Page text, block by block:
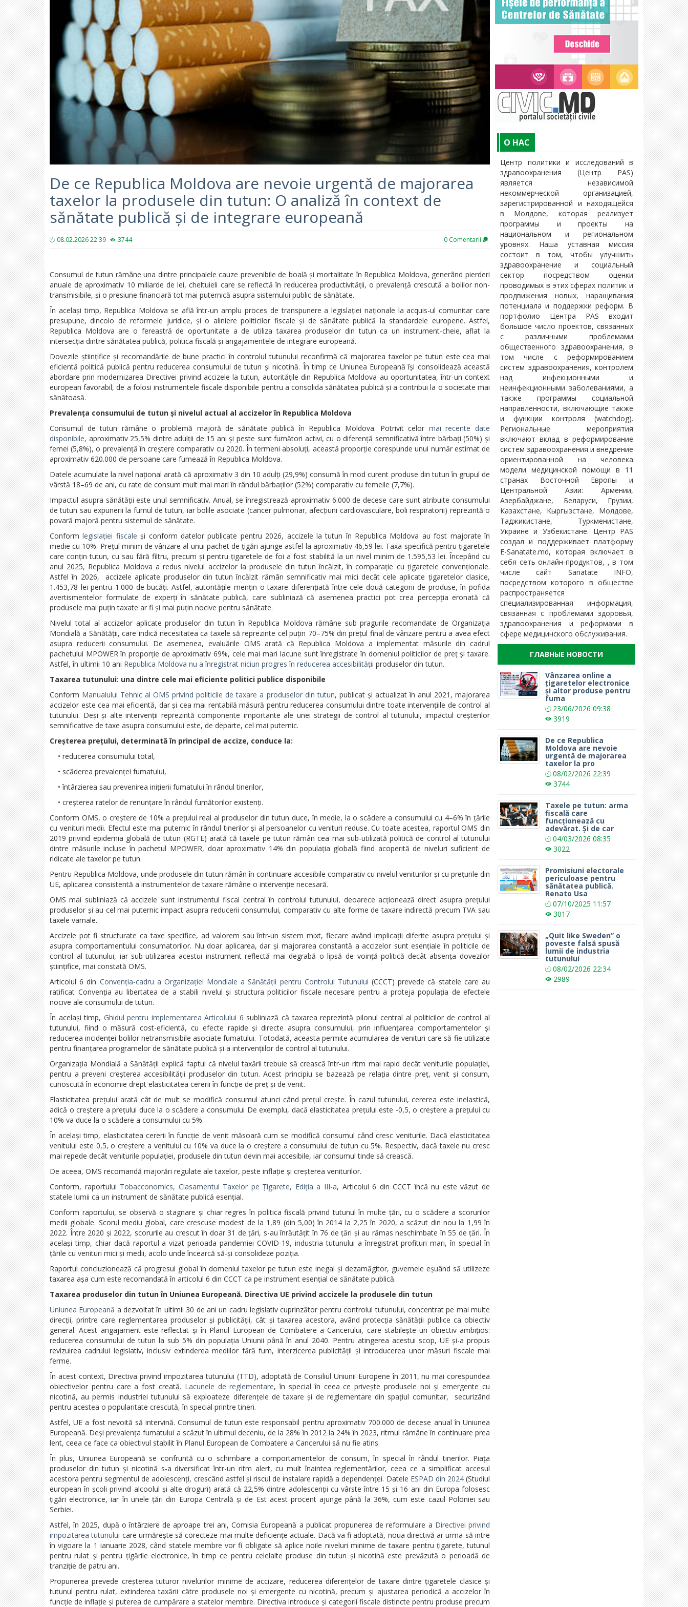
De ce Republica Moldova are nevoie urgentă de majorarea
taxelor la produsele din tutun: O analiză în context de
sănătate publică și de integrare europeană
08.02.2026 22:39 3744 0 Comentarii
Consumul de tutun rămâne una dintre principalele cauze prevenibile de boală și mortalitate în Republica Moldova, generând pierderi
anuale de aproximativ 10 miliarde de lei, cheltuieli care se reflectă în reducerea productivității, o prevalență crescută a bolilor non-
transmisibile, și o presiune financiară tot mai puternică asupra sistemului public de sănătate.
În același timp, Republica Moldova se află într-un amplu proces de transpunere a legislației naționale la acquis-ul comunitar care
presupune, dincolo de reformele juridice, și o aliniere politicilor fiscale și de sănătate publică la standardele europene. Astfel,
Republica Moldova are o fereastră de oportunitate a de utiliza taxarea produselor din tutun ca un instrument-cheie, aflat la
intersecția dintre sănătatea publică, politica fiscală și angajamentele de integrare europeană.
Dovezile științifice și recomandările de bune practici în controlul tutunului reconfirmă că majorarea taxelor pe tutun este cea mai
eficientă politică publică pentru reducerea consumului de tutun și nicotină. În timp ce Uniunea Europeană își consolidează această
abordare prin modernizarea Directivei privind accizele la tutun, autoritățile din Republica Moldova au oportunitatea, într-un context
european favorabil, de a folosi instrumentele fiscale disponibile pentru a consolida sănătatea publică și a contribui la o societate mai
sănătoasă.
Prevalența consumului de tutun și nivelul actual al accizelor în Republica Moldova
Consumul de tutun rămâne o problemă majoră de sănătate publică în Republica Moldova. Potrivit celor mai recente date
disponibile, aproximativ 25,5% dintre adulții de 15 ani și peste sunt fumători activi, cu o diferență semnificativă între bărbați (50%) și
femei (5,8%), o prevalență în creștere comparativ cu 2020. În termeni absoluți, această proporție corespunde unui număr estimat de
aproximativ 620.000 de persoane care fumează în Republica Moldova.
Datele acumulate la nivel național arată că aproximativ 3 din 10 adulți (29,9%) consumă în mod curent produse din tutun în grupul de
vârstă 18–69 de ani, cu rate de consum mult mai mari în rândul bărbaților (52%) comparativ cu femeile (7,7%).
Impactul asupra sănătății este unul semnificativ. Anual, se înregistrează aproximativ 6.000 de decese care sunt atribuite consumului
de tutun sau expunerii la fumul de tutun, iar bolile asociate (cancer pulmonar, afecțiuni cardiovasculare, boli respiratorii) reprezintă o
povară majoră pentru sistemul de sănătate.
Conformlegislației fiscaleși conform datelor publicate pentru 2026, accizele la tutun în Republica Moldova au fost majorate în
medie cu 10%. Prețul minim de vânzare al unui pachet de țigări ajunge astfel la aproximativ 46,59 lei. Taxa specifică pentru țigaretele
care conțin tutun, cu sau fără filtru, precum și pentru țigaretele de foi a fost stabilită la un nivel minim de 1.595,53 lei. Începând cu
anul 2025, Republica Moldova a redus nivelul accizelor la produsele din tutun încălzit, în comparație cu țigaretele convenționale.
Astfel în 2026, accizele aplicate produselor din tutun încălzit rămân semnificativ mai mici decât cele aplicate țigaretelor clasice,
1.453,78 lei pentru 1.000 de bucăți. Astfel, autoritățile mențin o taxare diferențiată între cele două categorii de produse, în pofida
avertismentelor formulate de experți în sănătate publică, care subliniază că asemenea practici pot crea percepția eronată că
produsele mai puțin taxate ar fi și mai puțin nocive pentru sănătate.
Nivelul total al accizelor aplicate produselor din tutun în Republica Moldova rămâne sub pragurile recomandate de Organizația
Mondială a Sănătății, care indică necesitatea ca taxele să reprezinte cel puțin 70–75% din prețul final de vânzare pentru a avea efect
asupra reducerii consumului. De asemenea, evaluările OMS arată că Republica Moldova a implementat măsurile din cadrul
pachetului MPOWER în proporție de aproximativ 69%, cele mai mari lacune sunt înregistrate în domeniul politicilor de preț și taxare.
Astfel, în ultimii 10 ani Republica Moldova nu a înregistrat niciun progres în reducerea accesibilității produselor din tutun.
Taxarea tutunului: una dintre cele mai eficiente politici publice disponibile
Conform Manualului Tehnic al OMS privind politicile de taxare a produselor din tutun, publicat și actualizat în anul 2021, majorarea
accizelor este cea mai eficientă, dar și cea mai rentabilă măsură pentru reducerea consumului dintre toate intervențiile de control al
tutunului. Deși și alte intervenții reprezintă componente importante ale unei strategii de control al tutunului, impactul creșterilor
semnificative de taxe asupra consumului este, de departe, cel mai puternic.
Creșterea prețului, determinată în principal de accize, conduce la:
• reducerea consumului total,
• scăderea prevalenței fumatului,
• întârzierea sau prevenirea inițierii fumatului în rândul tinerilor,
• creșterea ratelor de renunțare în rândul fumătorilor existenți.
Conform OMS, o creștere de 10% a prețului real al produselor din tutun duce, în medie, la o scădere a consumului cu 4–6% în țările
cu venituri medii. Efectul este mai puternic în rândul tinerilor și al persoanelor cu venituri reduse. Cu toate acestea, raportul OMS din
2019 privind epidemia globală de tutun (RGTE) arată că taxele pe tutun rămân cea mai sub-utilizată politică de control al tutunului
dintre măsurile incluse în pachetul MPOWER, doar aproximativ 14% din populația globală fiind acoperită de niveluri suficient de
ridicate ale taxelor pe tutun.
Pentru Republica Moldova, unde produsele din tutun rămân în continuare accesibile comparativ cu nivelul veniturilor și cu prețurile din
UE, aplicarea consistentă a instrumentelor de taxare rămâne o intervenție necesară.
OMS mai subliniază că accizele sunt instrumentul fiscal central în controlul tutunului, deoarece acționează direct asupra prețului
produselor și au cel mai puternic impact asupra reducerii consumului, comparativ cu alte forme de taxare indirectă precum TVA sau
taxele vamale.
Accizele pot fi structurate ca taxe specifice, ad valorem sau într-un sistem mixt, fiecare având implicații diferite asupra prețului și
asupra comportamentului consumatorilor. Nu doar aplicarea, dar și majorarea constantă a accizelor sunt esențiale în politicile de
control al tutunului, iar sub-utilizarea acestui instrument reflectă mai degrabă o lipsă de voință politică decât absența dovezilor
științifice, mai constată OMS.
Articolul 6 din Convenția-cadru a Organizației Mondiale a Sănătății pentru Controlul Tutunului (CCCT) prevede că statele care au
ratificat Convenția au libertatea de a stabili nivelul și structura politicilor fiscale necesare pentru a proteja populația de efectele
nocive ale consumului de tutun.
În același timp, Ghidul pentru implementarea Articolului 6 subliniază că taxarea reprezintă pilonul central al politicilor de control al
tutunului, fiind o măsură cost-eficientă, cu efecte rapide și directe asupra consumului, prin influențarea comportamentelor și
reducerea incidenței bolilor netransmisibile asociate fumatului. Totodată, aceasta permite acumularea de venituri care să fie utilizate
pentru finanțarea programelor de sănătate publică și a intervențiilor de control al tutunului.
Organizația Mondială a Sănătății explică faptul că nivelul taxării trebuie să crească într-un ritm mai rapid decât veniturile populației,
pentru a preveni creșterea accesibilității produselor din tutun. Acest principiu se bazează pe relația dintre preț, venit și consum,
cunoscută în economie drept elasticitatea cererii în funcție de preț și de venit.
Elasticitatea prețului arată cât de mult se modifică consumul atunci când prețul crește. În cazul tutunului, cererea este inelastică,
adică o creștere a prețului duce la o scădere a consumului De exemplu, dacă elasticitatea prețului este -0,5, o creștere a prețului cu
10% va duce la o scădere a consumului cu 5%.
În același timp, elasticitatea cererii în funcție de venit măsoară cum se modifică consumul când cresc veniturile. Dacă elasticitatea
venitului este 0,5, o creștere a venitului cu 10% va duce la o creștere a consumului de tutun cu 5%. Respectiv, dacă taxele nu cresc
mai repede decât veniturile populației, produsele din tutun devin mai accesibile, iar consumul tinde să crească.
De aceea, OMS recomandă majorări regulate ale taxelor, peste inflație și creșterea veniturilor.
Conform, raportului Tobacconomics, Clasamentul Taxelor pe Țigarete, Ediția a III-a, Articolul 6 din CCCT încă nu este văzut de
statele lumii ca un instrument de sănătate publică esențial.
Conform raportului, se observă o stagnare și chiar regres în politica fiscală privind tutunul în multe țări, cu o scădere a scorurilor
medii globale. Scorul mediu global, care crescuse modest de la 1,89 (din 5,00) în 2014 la 2,25 în 2020, a scăzut din nou la 1,99 în
2022. Între 2020 și 2022, scorurile au crescut în doar 31 de țări, s-au înrăutățit în 76 de țări și au rămas neschimbate în 55 de țări. În
același timp, chiar dacă raportul a vizat perioada pandemiei COVID-19, industria tutunului a înregistrat profituri mari, în special în
țările cu venituri mici și medii, acolo unde încearcă să-și consolideze poziția.
Raportul concluzionează că progresul global în domeniul taxelor pe tutun este inegal și dezamăgitor, guvernele eșuând să utilizeze
taxarea așa cum este recomandată în articolul 6 din CCCT ca pe instrument esențial de sănătate publică.
Taxarea produselor din tutun în Uniunea Europeană. Directiva UE privind accizele la produsele din tutun
Uniunea Europeană a dezvoltat în ultimii 30 de ani un cadru legislativ cuprinzător pentru controlul tutunului, concentrat pe mai multe
direcții, printre care reglementarea produselor și publicității, cât și taxarea acestora, având protecția sănătății publice ca obiectiv
general. Acest angajament este reflectat și în Planul European de Combatere a Cancerului, care stabilește un obiectiv ambițios:
reducerea consumului de tutun la sub 5% din populația Uniunii până în anul 2040. Pentru atingerea acestui scop, UE și-a propus
revizuirea cadrului legislativ, inclusiv extinderea mediilor fără fum, interzicerea publicității și introducerea unor măsuri fiscale mai
ferme.
În acest context, Directiva privind impozitarea tutunului (TTD), adoptată de Consiliul Uniunii Europene în 2011, nu mai corespundea
obiectivelor pentru care a fost creată. Lacunele de reglementare, în special în ceea ce privește produsele noi și emergente cu
nicotină, au permis industriei tutunului să exploateze diferențele de taxare și de reglementare din spațiul comunitar, securizând
pentru acestea o popularitate crescută, în special printre tineri.
Astfel, UE a fost nevoită să intervină. Consumul de tutun este responsabil pentru aproximativ 700.000 de decese anual în Uniunea
Europeană. Deși prevalența fumatului a scăzut în ultimul deceniu, de la 28% în 2012 la 24% în 2023, ritmul rămâne în continuare prea
lent, ceea ce face ca obiectivul stabilit în Planul European de Combatere a Cancerului să nu fie atins.
În plus, Uniunea Europeană se confruntă cu o schimbare a comportamentelor de consum, în special în rândul tinerilor. Piața
produselor din tutun și nicotină s-a diversificat într-un ritm alert, cu mult înaintea reglementărilor, ceea ce a simplificat accesul
acestora pentru segmentul de adolescenți, crescând astfel și riscul de instalare rapidă a dependenței. Datele ESPAD din 2024(Studiul
european în școli privind alcoolul și alte droguri) arată că 22,5% dintre adolescenții cu vârste între 15 și 16 ani din Europa folosesc
țigări electronice, iar în unele țări din Europa Centrală și de Est acest procent ajunge până la 36%, cum este cazul Poloniei sau
Serbiei.
Astfel, în 2025, după o întârziere de aproape trei ani, Comisia Europeană a publicat propunerea de reformulare a Directivei privind
impozitarea tutunului care urmărește să corecteze mai multe deficiențe actuale. Dacă va fi adoptată, noua directivă ar urma să intre
în vigoare la 1 ianuarie 2028, când statele membre vor fi obligate să aplice noile niveluri minime de taxare pentru țigarete, tutunul
pentru rulat și pentru țigările electronice, în timp ce pentru celelalte produse din tutun și nicotină este prevăzută o perioadă de
tranziție de patru ani.
Propunerea prevede creșterea tuturor nivelurilor minime de accizare, reducerea diferențelor de taxare dintre țigaretele clasice și
tutunul pentru rulat, extinderea taxării către produsele noi și emergente cu nicotină, precum și ajustarea periodică a accizelor în
funcție de inflație și puterea de cumpărare a statelor membre. Directiva introduce și categorii fiscale distincte pentru produse precum
O НАС
Центр политики и исследований в
здравоохранения (Центр PAS)
является независимой
некоммерческой организацией,
зарегистрированной и находящейся
в Молдове, которая реализует
программы и проекты на
национальном и региональном
уровнях. Наша уставная миссия
состоит в том, чтобы улучшить
здравоохранение и социальный
сектор посредством оценки
проводимых в этих сферах политик и
продвижения новых, наращивания
потенциала и поддержки реформ. В
портфолио Центра PAS входит
большое число проектов, связанных
с различными проблемами
общественного здравоохранения, в
том числе с реформированием
систем здравоохранения, контролем
над инфекционными и
неинфекционными заболеваниями, а
также программы социальной
направленности, включающие также
и функции контроля (watchdog).
Региональные мероприятия
включают вклад в реформирование
систем здравоохранения и внедрение
ориентированной на человека
модели медицинской помощи в 11
странах Восточной Европы и
Центральной Азии: Армении,
Азербайджане, Беларуси, Грузии,
Казахстане, Кыргызстане, Молдове,
Таджикистане, Туркменистане,
Украине и Узбекистане. Центр PAS
создал и поддерживает платформу
E-Sanatate.md, которая включает в
себя сеть онлайн-продуктов, , в том
числе сайт Sanatate INFO,
посредством которого в обществе
распространяется
специализированная информация,
связанная с проблемами здоровья,
здравоохранения и реформами в
сфере медицинского обслуживания.
ГЛАВНЫЕ НОВОСТИ
Vânzarea online a
țigaretelor electronice
și altor produse pentru
fuma
23/06/2026 09:38
3919
De ce Republica
Moldova are nevoie
urgentă de majorarea
taxelor la pro
08/02/2026 22:39
3744
Taxele pe tutun: arma
fiscală care
funcționează cu
adevărat. Și de car
04/03/2026 08:35
3022
Promisiuni electorale
periculoase pentru
sănătatea publică.
Renato Usa
07/10/2025 11:57
3017
„Quit like Sweden” o
poveste falsă spusă
lumii de industria
tutunului
08/02/2026 22:34
2989